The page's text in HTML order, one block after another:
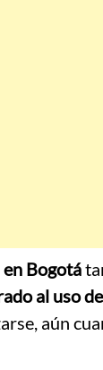
Bogotá
al uso
aún